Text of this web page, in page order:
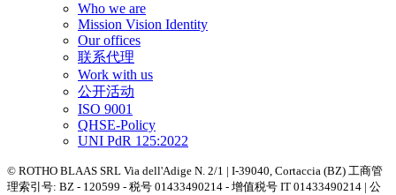
Who we are
Mission Vision Identity
Our offices
联系代理
Work with us
公开活动
ISO 9001
QHSE-Policy
UNI PdR 125:2022
© ROTHO BLAAS SRL Via dell'Adige N. 2/1 | I-39040, Cortaccia (BZ) 工商管
理索引号: BZ - 120599 - 税号 01433490214 - 增值税号 IT 01433490214 | 公